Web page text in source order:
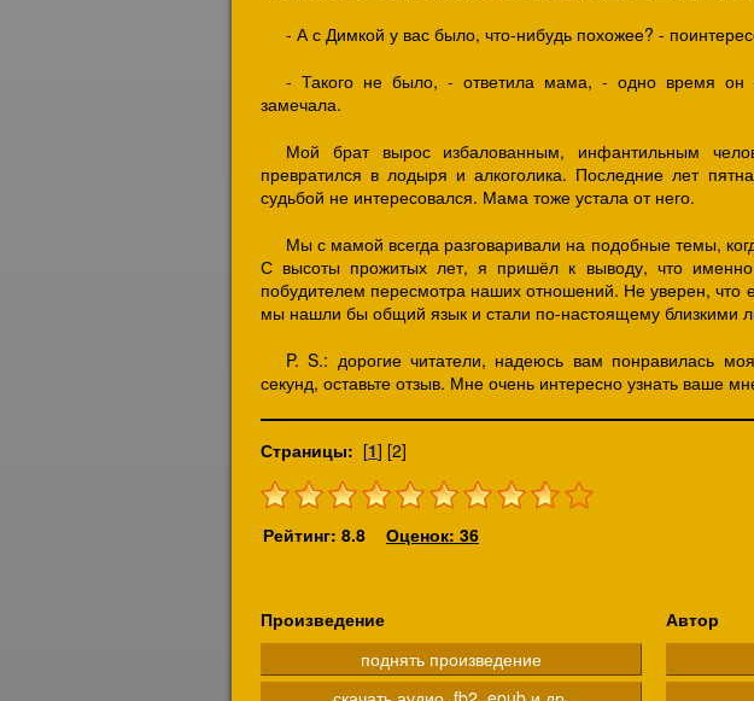
- А с Димкой у вас было, что-нибудь похожее? -
- Такого не было, - ответила мама, - одно время он
замечала.
Мой брат вырос избалованным, инфантильным
превратился в лодыря и алкоголика. Последние лет
судьбой не интересовался. Мама тоже устала от него.
Мы с мамой всегда разговаривали на подобные темы,
С высоты прожитых лет, я пришёл к выводу, что
побудителем пересмотра наших отношений. Не уверен, что
мы нашли бы общий язык и стали по-настоящему близкими
P. S.: дорогие читатели, надеюсь вам понравилась
секунд, оставьте отзыв. Мне очень интересно узнать ваше
Страницы: [1] [2]
Рейтинг: 8.8 Оценок: 36
Произведение
поднять произведение
Автор